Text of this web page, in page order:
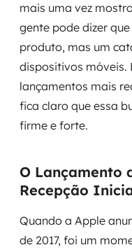
mais uma vez
gente pode dizer
produto, mas um
dispositivos móveis.
lançamentos mais
fica claro que essa
firme e forte.
O Lançamento
Recepção
Quando a Apple
de 2017, foi um